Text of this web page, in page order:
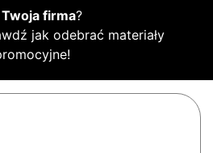
firma?
jak odebrać materiały